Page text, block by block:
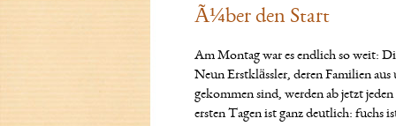
Ã¼ber den Start
Am Montag war es endlich so weit:
Neun Erstklässler, deren Familien
gekommen sind, werden ab jetzt
ersten Tagen ist ganz deutlich: fuchs